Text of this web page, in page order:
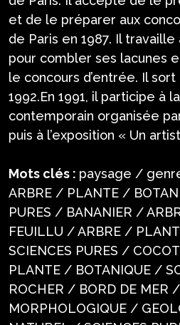
et de le préparer aux
de Paris en 1987. Il travaille
pour combler ses lacunes
le concours d’entrée. Il
1992.En 1991, il participe à
contemporain organisée
puis à l’exposition « Un
Mots clés : paysage /
ARBRE / PLANTE /
PURES / BANANIER /
FEUILLU / ARBRE /
SCIENCES PURES /
PLANTE / BOTANIQUE /
ROCHER / BORD DE MER
MORPHOLOGIQUE /